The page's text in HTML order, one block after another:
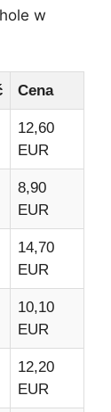
w
Cena
12,60
EUR
8,90
EUR
14,70
EUR
10,10
EUR
12,20
EUR